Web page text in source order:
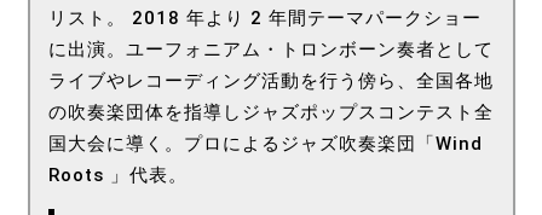
リスト。 2018 年より 2 年間テーマパークショー
に出演。ユーフォニアム・トロンボーン奏者として
ライブやレコーディング活動を行う傍ら、全国各地
の吹奏楽団体を指導しジャズポップスコンテスト全
国大会に導く。プロによるジャズ吹奏楽団「Wind
Roots 」代表。